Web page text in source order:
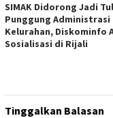
SIMAK Didorong Jadi
Punggung Administrasi
Kelurahan, Diskominfo
Sosialisasi di Rijali
Tinggalkan Balasan